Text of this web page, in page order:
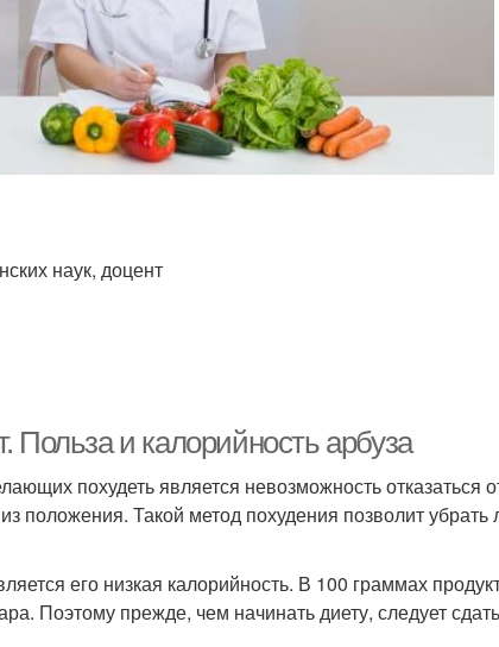
наук, доцент
Польза и калорийность арбуза
похудеть является невозможность отказаться
положения. Такой метод похудения позволит
его низкая калорийность. В 100 граммах
Поэтому прежде, чем начинать диету, следует